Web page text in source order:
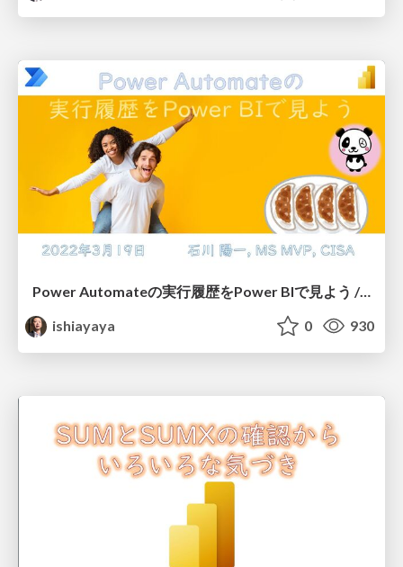
Power Automateの実行履歴をPower BIで見よう / Nakama and Kimama
ishiayaya
0 930